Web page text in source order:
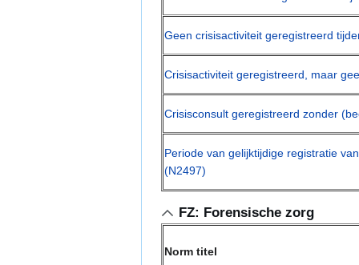
Geen crisisactiviteit geregistreerd
Crisisactiviteit geregistreerd, maar
Crisisconsult geregistreerd zonder
Periode van gelijktijdige registratie
(N2497)
FZ: Forensische zorg
Norm titel